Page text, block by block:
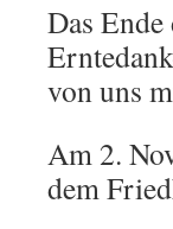
Das
von uns
Am 2.
dem